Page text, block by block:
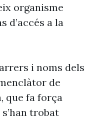
organisme
d’accés a la
i noms dels
de
que fa força
trobat